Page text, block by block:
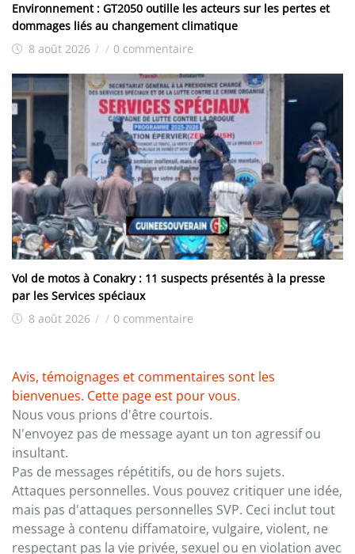
Environnement : GT2050 outille les acteurs sur les pertes et
dommages liés au changement climatique
8 août 2026 / / 0 commentaire
Vol de motos à Conakry : 11 suspects présentés à la presse
par les Services spéciaux
8 août 2026 / / 0 commentaire
Avis, témoignages et commentaires sont les
bienvenues. Cette page est pour vous.
Nous vous prions d'être courtois.
N'envoyez pas de message ayant un ton agressif ou
insultant.
Pas de messages répétitifs, ou de hors sujets.
Attaques personnelles. Vous pouvez critiquer une idée,
mais pas d'attaques personnelles SVP. Ceci inclut tout
message à contenu diffamatoire, vulgaire, violent, ne
respectant pas la vie privée, sexuel ou en violation avec